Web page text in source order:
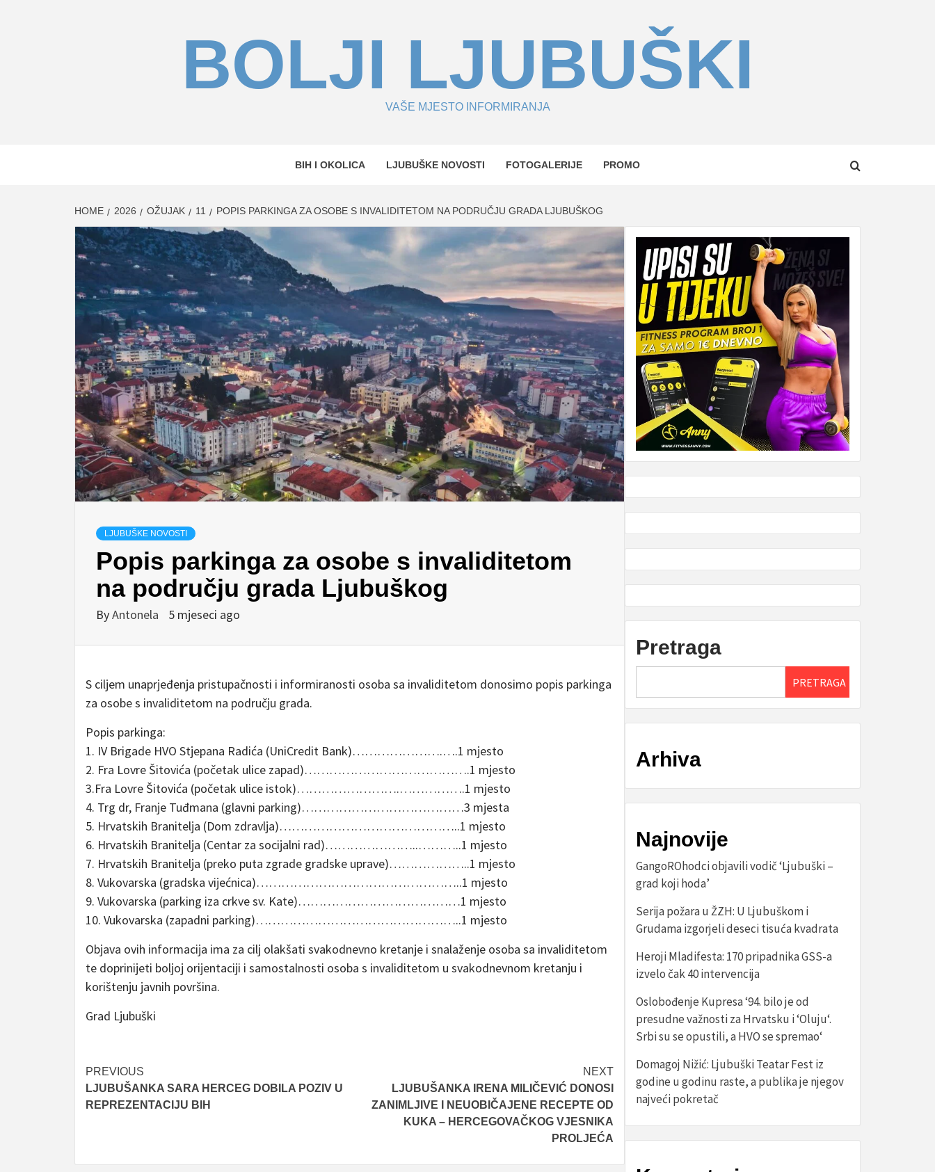
BOLJI LJUBUŠKI
VAŠE MJESTO INFORMIRANJA
BIH I OKOLICA LJUBUŠKE NOVOSTI FOTOGALERIJE PROMO
HOME 2026 OŽUJAK 11 POPIS PARKINGA ZA OSOBE S INVALIDITETOM NA PODRUČJU GRADA LJUBUŠKOG
LJUBUŠKE NOVOSTI
Popis parkinga za osobe s invaliditetom
na području grada Ljubuškog
ByAntonela 5 mjeseci ago
S ciljem unaprjeđenja pristupačnosti i informiranosti osoba sa invaliditetom donosimo popis parkinga
za osobe s invaliditetom na području grada.
Popis parkinga:
1. IV Brigade HVO Stjepana Radića (UniCredit Bank)………………….….1 mjesto
2. Fra Lovre Šitovića (početak ulice zapad)………………………………….1 mjesto
3.Fra Lovre Šitovića (početak ulice istok)…………………….…………….1 mjesto
4. Trg dr, Franje Tuđmana (glavni parking)…………………………………3 mjesta
5. Hrvatskih Branitelja (Dom zdravlja)……………………………………..1 mjesto
6. Hrvatskih Branitelja (Centar za socijalni rad)…………………..………..1 mjesto
7. Hrvatskih Branitelja (preko puta zgrade gradske uprave)………………..1 mjesto
8. Vukovarska (gradska vijećnica)…………………………………………..1 mjesto
9. Vukovarska (parking iza crkve sv. Kate)…………………………………1 mjesto
10. Vukovarska (zapadni parking)…………………………………………..1 mjesto
Objava ovih informacija ima za cilj olakšati svakodnevno kretanje i snalaženje osoba sa invaliditetom
te doprinijeti boljoj orijentaciji i samostalnosti osoba s invaliditetom u svakodnevnom kretanju i
korištenju javnih površina.
Grad Ljubuški
Post
navigation
PREVIOUS
LJUBUŠANKA SARA HERCEG DOBILA POZIV U
REPREZENTACIJU BIH
NEXT
LJUBUŠANKA IRENA MILIČEVIĆ DONOSI
ZANIMLJIVE I NEUOBIČAJENE RECEPTE OD
KUKA – HERCEGOVAČKOG VJESNIKA
PROLJEĆA
Pretraga
PRETRAGA
Arhiva
Najnovije
GangoROhodci objavili vodič ‘Ljubuški –
grad koji hoda’
Serija požara u ŽZH: U Ljubuškom i
Grudama izgorjeli deseci tisuća kvadrata
Heroji Mladifesta: 170 pripadnika GSS-a
izvelo čak 40 intervencija
Oslobođenje Kupresa ‘94. bilo je od
presudne važnosti za Hrvatsku i ‘Oluju‘.
Srbi su se opustili, a HVO se spremao‘
Domagoj Nižić: Ljubuški Teatar Fest iz
godine u godinu raste, a publika je njegov
najveći pokretač